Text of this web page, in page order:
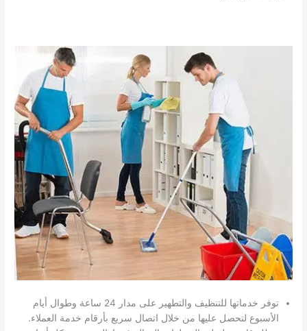
توفر خدماتها للتنظيف والتطهير على مدار 24 ساعة وطوال أيام
الأسبوع لتحصل عليها من خلال اتصال سريع بأرقام خدمة العملاء.